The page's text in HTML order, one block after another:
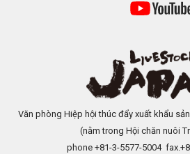
Văn phòng Hiệp hội thúc đẩy xuất khẩu
(nằm trong Hội chăn nuôi
phone +81-3-5577-5004